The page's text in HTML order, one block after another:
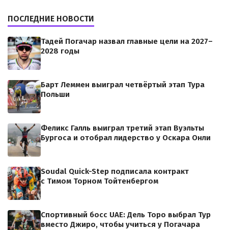
ПОСЛЕДНИЕ НОВОСТИ
Тадей Погачар назвал главные цели на 2027–
2028 годы
Барт Леммен выиграл четвёртый этап Тура
Польши
Феликс Галль выиграл третий этап Вуэльты
Бургоса и отобрал лидерство у Оскара Онли
Soudal Quick-Step подписала контракт
с Тимом Торном Тойтенбергом
Спортивный босс UAE: Дель Торо выбрал Тур
вместо Джиро, чтобы учиться у Погачара